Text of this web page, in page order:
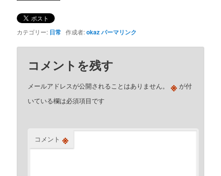
カテゴリー: 日常 作成者:okazパーマリンク
コメントを残す
メールアドレスが公開されることはありません。 ※ が付
いている欄は必須項目です
コメント ※